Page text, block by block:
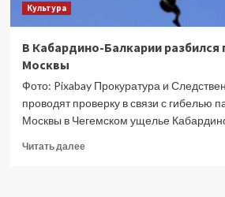
Культура
В Кабардино-Балкарии разбился
Москвы
Фото: Pixabay Прокуратура и
проводят проверку в связи с гибелью
Москвы в Чегемском ущелье
Читать далееПрочитать